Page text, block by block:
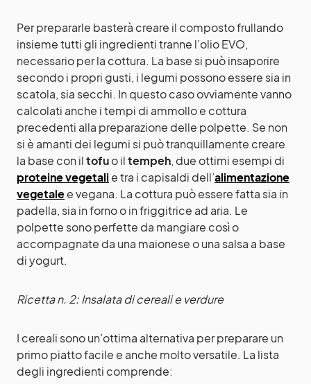
Per prepararle basterà creare il composto frullando
insieme tutti gli ingredienti tranne l’olio EVO,
necessario per la cottura. La base si può insaporire
secondo i propri gusti, i legumi possono essere sia in
scatola, sia secchi. In questo caso ovviamente vanno
calcolati anche i tempi di ammollo e cottura
precedenti alla preparazione delle polpette. Se non
si è amanti dei legumi si può tranquillamente creare
la base con iltofuo iltempeh, due ottimi esempi di
proteine vegetali e tra i capisaldi dell’alimentazione
vegetalee vegana. La cottura può essere fatta sia in
padella, sia in forno o in friggitrice ad aria. Le
polpette sono perfette da mangiare così o
accompagnate da una maionese o una salsa a base
di yogurt.
Ricetta n. 2: Insalata di cereali e verdure
I cereali sono un’ottima alternativa per preparare un
primo piatto facile e anche molto versatile. La lista
degli ingredienti comprende: